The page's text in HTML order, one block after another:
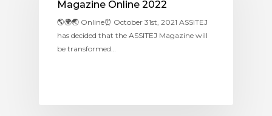
Magazine Online 2022
🌎🌍🌏 Online⏰ October 31st, 2021 ASSITEJ
has decided that the ASSITEJ Magazine will
be transformed…